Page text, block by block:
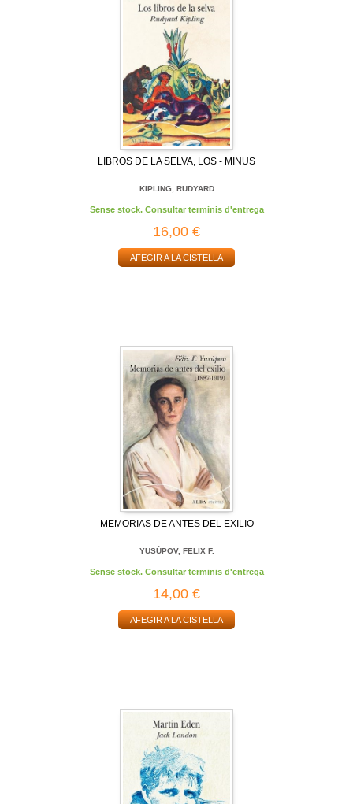
LIBROS DE LA SELVA, LOS - MINUS
KIPLING, RUDYARD
Sense stock. Consultar terminis d'entrega
16,00 €
AFEGIR A LA CISTELLA
MEMORIAS DE ANTES DEL EXILIO
YUSÚPOV, FELIX F.
Sense stock. Consultar terminis d'entrega
14,00 €
AFEGIR A LA CISTELLA